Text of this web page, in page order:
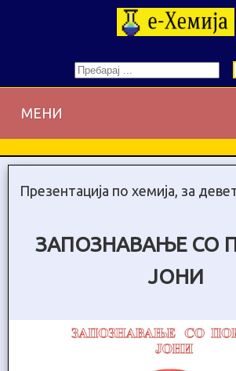
МЕНИ
Презентација по хемија, за
ЗАПОЗНАВАЊЕ СО
ЈОНИ